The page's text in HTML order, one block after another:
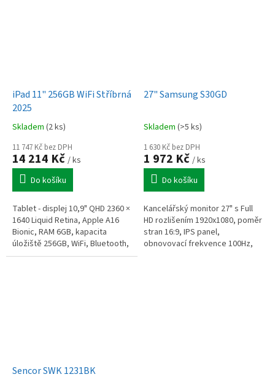
iPad 11" 256GB WiFi Stříbrná
2025
Skladem (2 ks)
11 747 Kč bez DPH
14 214 Kč / ks
Do košíku
Tablet - displej 10,9" QHD 2360 ×
1640 Liquid Retina, Apple A16
Bionic, RAM 6GB, kapacita
úložiště 256GB, WiFi, Bluetooth,
GPS, zadní fotoaparát 12 Mpx
27" Samsung S30GD
Skladem (>5 ks)
1 630 Kč bez DPH
1 972 Kč / ks
Do košíku
Kancelářský monitor 27" s Full
HD rozlišením 1920x1080, poměr
stran 16:9, IPS panel,
obnovovací frekvence 100Hz,
Sencor SWK 1231BK